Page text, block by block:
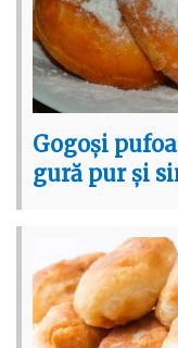
Gogoși
gură pur și